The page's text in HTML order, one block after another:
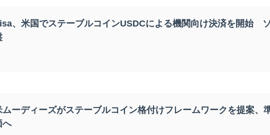
、米国でステーブルコインUSDCによる機関向け決済を開始
ムーディーズがステーブルコイン格付けフレームワークを提案、
へ